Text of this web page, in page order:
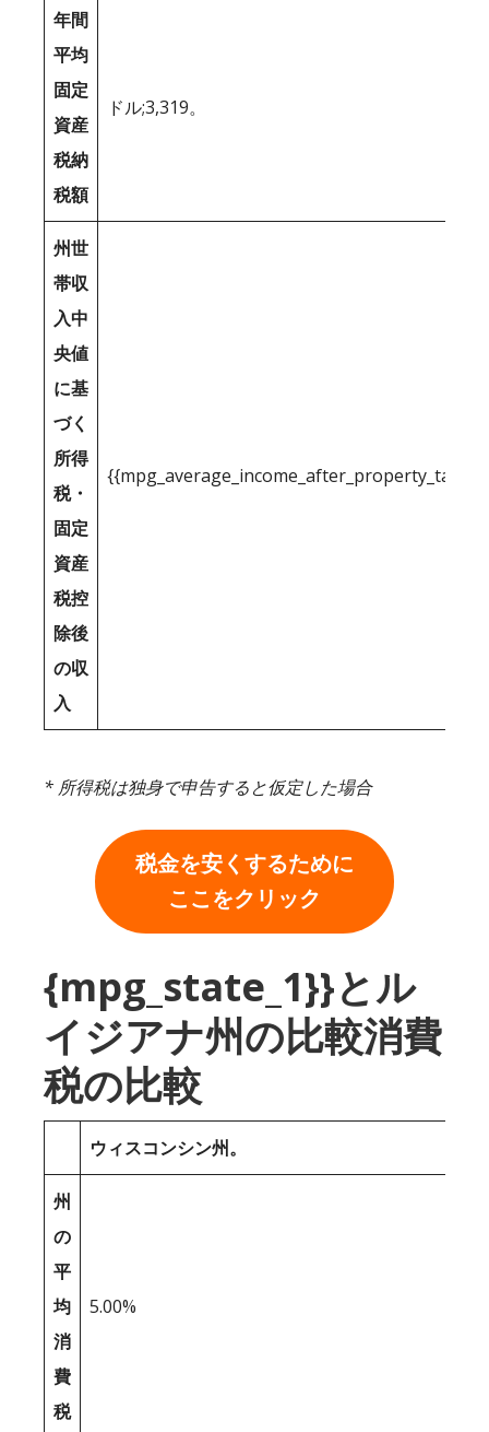
年間
平均
固定
資産
税納
税額
ドル;3,319。
州世
帯収
入中
央値
に基
づく
所得
税・
固定
資産
税控
除後
の収
入
* 所得税は独身で申告すると仮定した場合
税金を安くするために
ここをクリック
{mpg_state_1}}とル
イジアナ州の比較消費
税の比較
ウィスコンシン州。
州
の
平
均
消
費
税
5.00%